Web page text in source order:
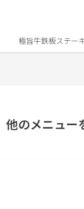
極旨牛鉄板ステー
他のメニュー